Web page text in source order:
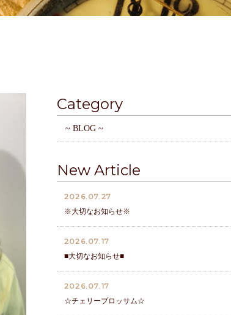
Category
~ BLOG ~
New Article
2026.07.27
※大切なお知らせ※
2026.07.17
■大切なお知らせ■
2026.07.17
☆チェリーブロッサム☆